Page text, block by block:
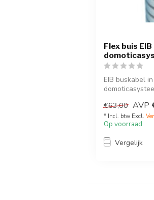
Flex buis
EIB buskabel
€63,00 AVP
* Incl. btw Excl.
Op voorraad
Vergelijk